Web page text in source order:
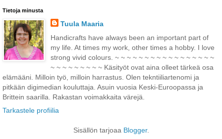
Tietoja minusta
Tuula Maaria
Handicrafts have always been an important part of
my life. At times my work, other times a hobby. I love
strong vivid colours. ~ ~ ~ ~ ~ ~ ~ ~ ~ ~ ~ ~ ~ ~ ~ ~ ~
~ ~ ~ ~ ~ ~ ~ ~ ~ Käsityöt ovat aina olleet tärkeä osa
elämääni. Milloin työ, milloin harrastus. Olen tekntiiliartenomi ja
pitkään digimedian kouluttaja. Asuin vuosia Keski-Euroopassa ja
Brittein saarilla. Rakastan voimakkaita värejä.
Tarkastele profiilia
Sisällön tarjoaa Blogger.